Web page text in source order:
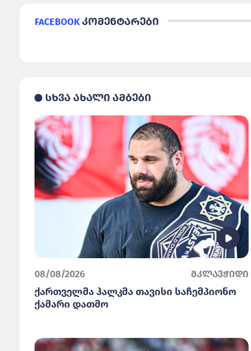
Facebookკომენტარები
სხვა ახალი ამბები
08/08/2026 მკლავჭიდი
ქართველმა ჰალკმა თავისი საჩემპიონო
ქამარი დათმო